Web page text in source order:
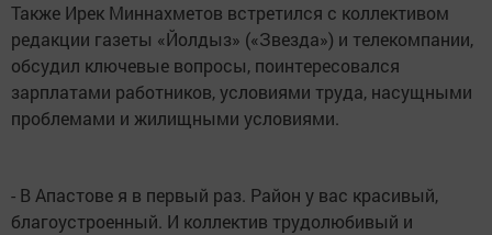
Также Ирек Миннахметов встретился с коллективом
редакции газеты «Йолдыз» («Звезда») и телекомпании,
обсудил ключевые вопросы, поинтересовался
зарплатами работников, условиями труда, насущными
проблемами и жилищными условиями.
- В Апастове я в первый раз. Район у вас красивый,
благоустроенный. И коллектив трудолюбивый и